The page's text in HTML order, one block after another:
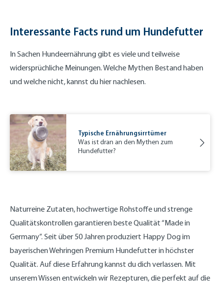
Interessante Facts rund um Hundefutter
In Sachen Hundeernährung gibt es viele und teilweise
widersprüchliche Meinungen. Welche Mythen Bestand haben
und welche nicht, kannst du hier nachlesen.
Typische Ernährungsirrtümer
Was ist dran an den Mythen zum
Hundefutter?
Naturreine Zutaten, hochwertige Rohstoffe und strenge
Qualitätskontrollen garantieren beste Qualität “Made in
Germany”. Seit über 50 Jahren produziert Happy Dog im
bayerischen Wehringen Premium Hundefutter in höchster
Qualität. Auf diese Erfahrung kannst du dich verlassen. Mit
unserem Wissen entwickeln wir Rezepturen, die perfekt auf die